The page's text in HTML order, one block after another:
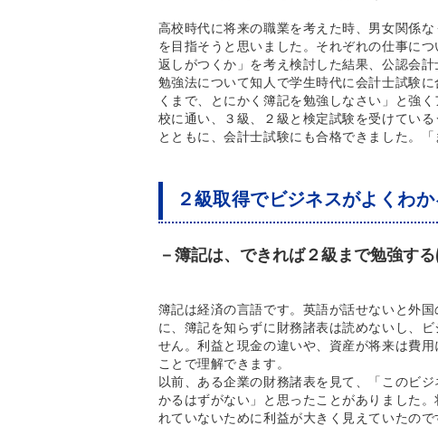
高校時代に将来の職業を考えた時、男女関係
を目指そうと思いました。それぞれの仕事に
返しがつくか」を考え検討した結果、公認会計
勉強法について知人で学生時代に会計士試験
くまで、とにかく簿記を勉強しなさい」と強
校に通い、３級、２級と検定試験を受けてい
とともに、会計士試験にも合格できました。
２級取得でビジネスがよくわか
－簿記は、できれば２級まで勉強す
簿記は経済の言語です。英語が話せないと外
に、簿記を知らずに財務諸表は読めないし、
せん。利益と現金の違いや、資産が将来は費
ことで理解できます。
以前、ある企業の財務諸表を見て、「このビ
かるはずがない」と思ったことがありました
れていないために利益が大きく見えていたの